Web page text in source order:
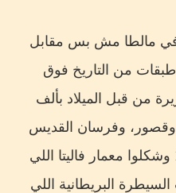
في مالطا مش بس مقابل
من التاريخ فوق
من قبل الميلاد بألف
وقصور، وفرسان القديس
يوحنا حكموها من القرن الـ16 وشكلوا معمار فاليتا اللي
البريطانية اللي